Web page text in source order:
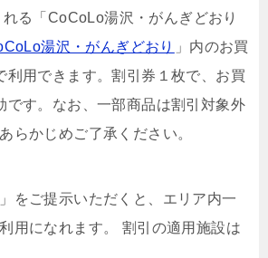
る「CoCoLo湯沢・がんぎどおり
湯沢・がんぎどおり
」内のお買
利用できます。割引券１枚で、お買
です。なお、一部商品は割引対象外
らかじめご了承ください。
をご提示いただくと、エリア内一
用になれます。 割引の適用施設は